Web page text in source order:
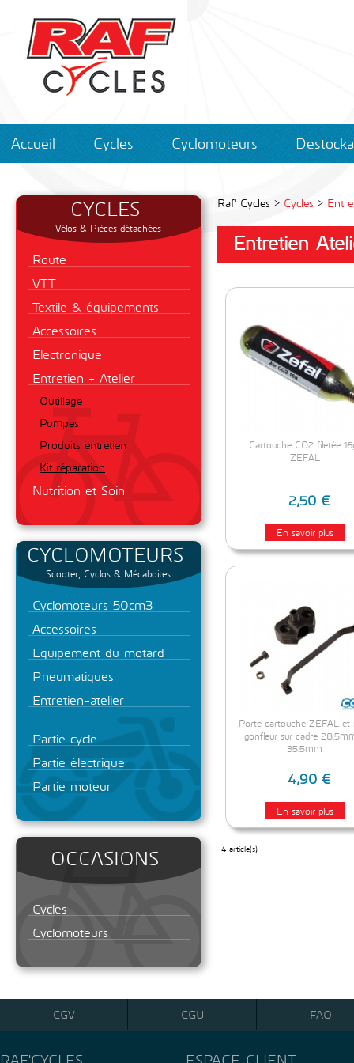
Accueil Cycles Cyclomoteurs
CYCLES
Vélos & Pièces détachées
Route
VTT
Textile & équipements
Accessoires
Electronique
Entretien - Atelier
Outillage
Pompes
Produits entretien
Kit réparation
Nutrition et Soin
CYCLOMOTEURS
Scooter, Cyclos & Mécaboites
Cyclomoteurs 50cm3
Accessoires
Equipement du motard
Pneumatiques
Entretien-atelier
Partie cycle
Partie électrique
Partie moteur
OCCASIONS
Cycles
Cyclomoteurs
Raf' Cycles > Cycles >
Entretien
Cartouche CO2 filetée
ZEFAL
2,50 €
En savoir plus
Porte cartouche ZEFAL et
gonfleur sur cadre
35.5mm
4,90 €
En savoir plus
4 article(s)
CGV CGU FAQ